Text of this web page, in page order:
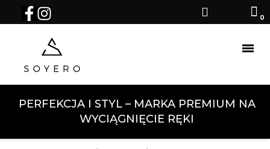
PERFEKCJA I STYL – MARKA PREMIUM NA
WYCIĄGNIĘCIE RĘKI